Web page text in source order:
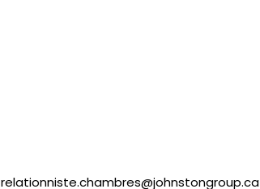
relationniste.chambres@johnstongroup.ca